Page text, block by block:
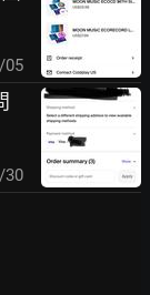
05
30